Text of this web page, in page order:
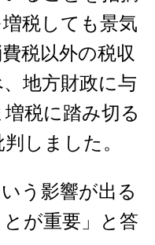
税しても景気
税以外の税収
地方財政に与
税に踏み切る
しました。
う影響が出る
が重要」と答